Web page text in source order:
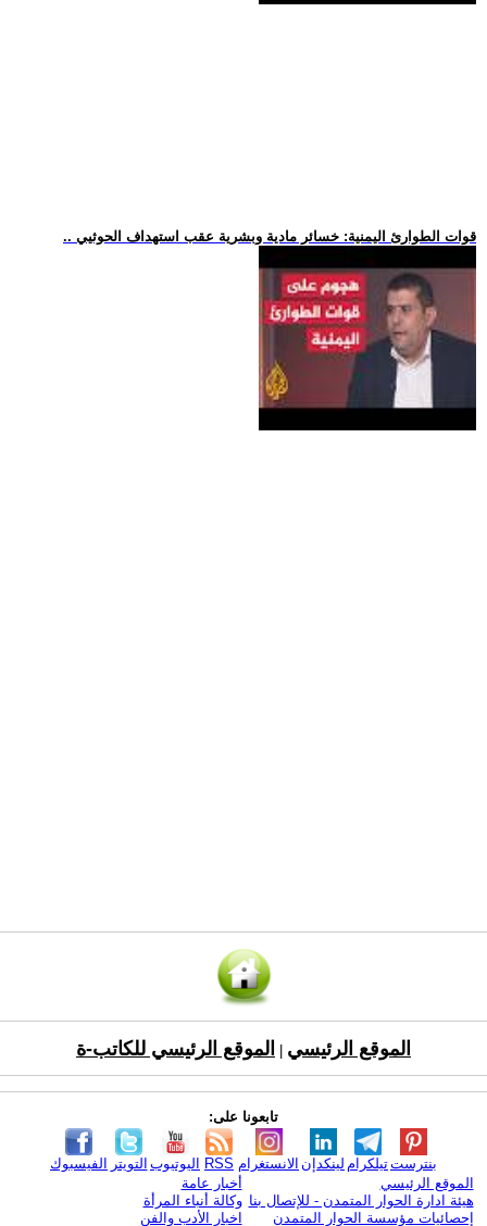
.. قوات الطوارئ اليمنية: خسائر مادية وبشرية عقب استهداف الحوثيي
الموقع الرئيسي الموقع الرئيسي للكاتب-ة
تابعونا على:
الفيسبوك التويتر اليوتيوب RSS الانستغرام لينكدإن تيلكرامبنترست
الموقع الرئيسي
هيئة ادارة الحوار المتمدن - للإتصال بنا
إحصائيات مؤسسة الحوار المتمدن
أخبار عامة
وكالة أنباء المرأة
اخبار الأدب والفن